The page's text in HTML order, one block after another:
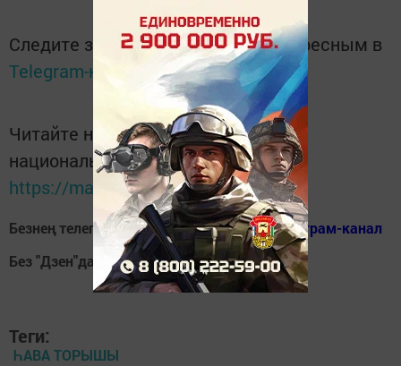
Следите за самым важным и интересным в
Telegram-канале
Татмедиа
Читайте новости Татарстана в
национальном мессенджере MАХ:
https://max.ru/tatmedia
Безнең телеграм каналга кушылыгыз!Телеграм-канал
Без "Дзен"да!
Дзен
Теги:
ҺАВА ТОРЫШЫ